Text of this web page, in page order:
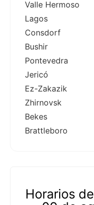
Valle Hermoso
Lagos
Consdorf
Bushir
Pontevedra
Jericó
Ez-Zakazik
Zhirnovsk
Bekes
Brattleboro
Horarios